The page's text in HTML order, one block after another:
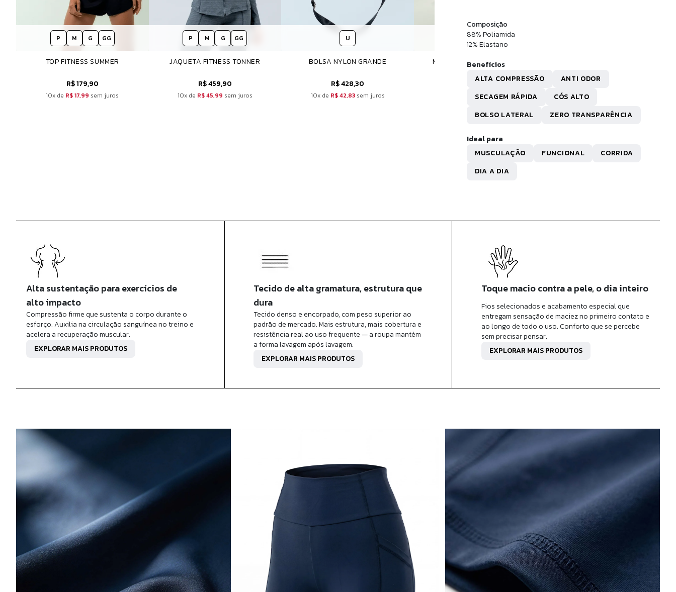
P M G GG
TOP FITNESS SUMMER
R$ 179,90
10x de R$ 17,99 sem juros
P M G GG
JAQUETA FITNESS TONNER
R$ 459,90
10x de R$ 45,99 sem juros
U
BOLSA NYLON GRANDE
R$ 428,30
10x de R$ 42,83sem juros
U
MEIA CANO MEDIO ALG PIMA
R$ 49,90
R$ 4,99sem juros
Composição
88% Poliamida
12% Elastano
Benefícios
ALTA COMPRESSÃO
ANTI ODOR
SECAGEM RÁPIDA
CÓS ALTO
BOLSO LATERAL
ZERO TRANSPARÊNCIA
Ideal para
MUSCULAÇÃO
FUNCIONAL
CORRIDA
DIA A DIA
Alta sustentação para exercícios de
alto impacto
Compressão firme que sustenta o corpo durante o
esforço. Auxilia na circulação sanguínea no treino e
acelera a recuperação muscular.
EXPLORAR MAIS PRODUTOS
Tecido de alta gramatura, estrutura que
dura
Tecido denso e encorpado, com peso superior ao
padrão de mercado. Mais estrutura, mais cobertura e
resistência real ao uso frequente — a roupa mantém
a forma lavagem após lavagem.
EXPLORAR MAIS PRODUTOS
Toque macio contra a pele, o dia inteiro
Fios selecionados e acabamento especial que
entregam sensação de maciez no primeiro contato e
ao longo de todo o uso. Conforto que se percebe
sem precisar pensar.
EXPLORAR MAIS PRODUTOS